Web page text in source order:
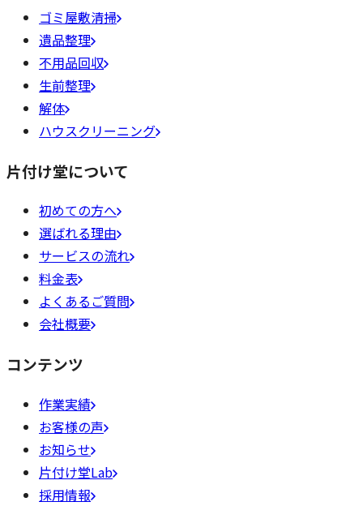
ゴミ屋敷清掃
遺品整理
不用品回収
生前整理
解体
ハウスクリーニング
片付け堂について
初めての方へ
選ばれる理由
サービスの流れ
料金表
よくあるご質問
会社概要
コンテンツ
作業実績
お客様の声
お知らせ
片付け堂Lab
採用情報